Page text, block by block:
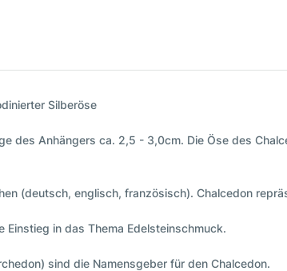
Silberöse
des Anhängers ca. 2,5 - 3,0cm. Die Öse des
(deutsch, englisch, französisch). Chalcedon
Einstieg in das Thema Edelsteinschmuck.
sind die Namensgeber für den Chalcedon.